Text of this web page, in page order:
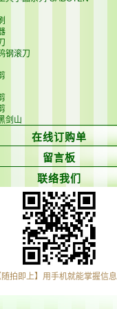
钢滚刀
剑山
在线订购单
留言板
联络我们
随拍即上】用手机就能掌握信